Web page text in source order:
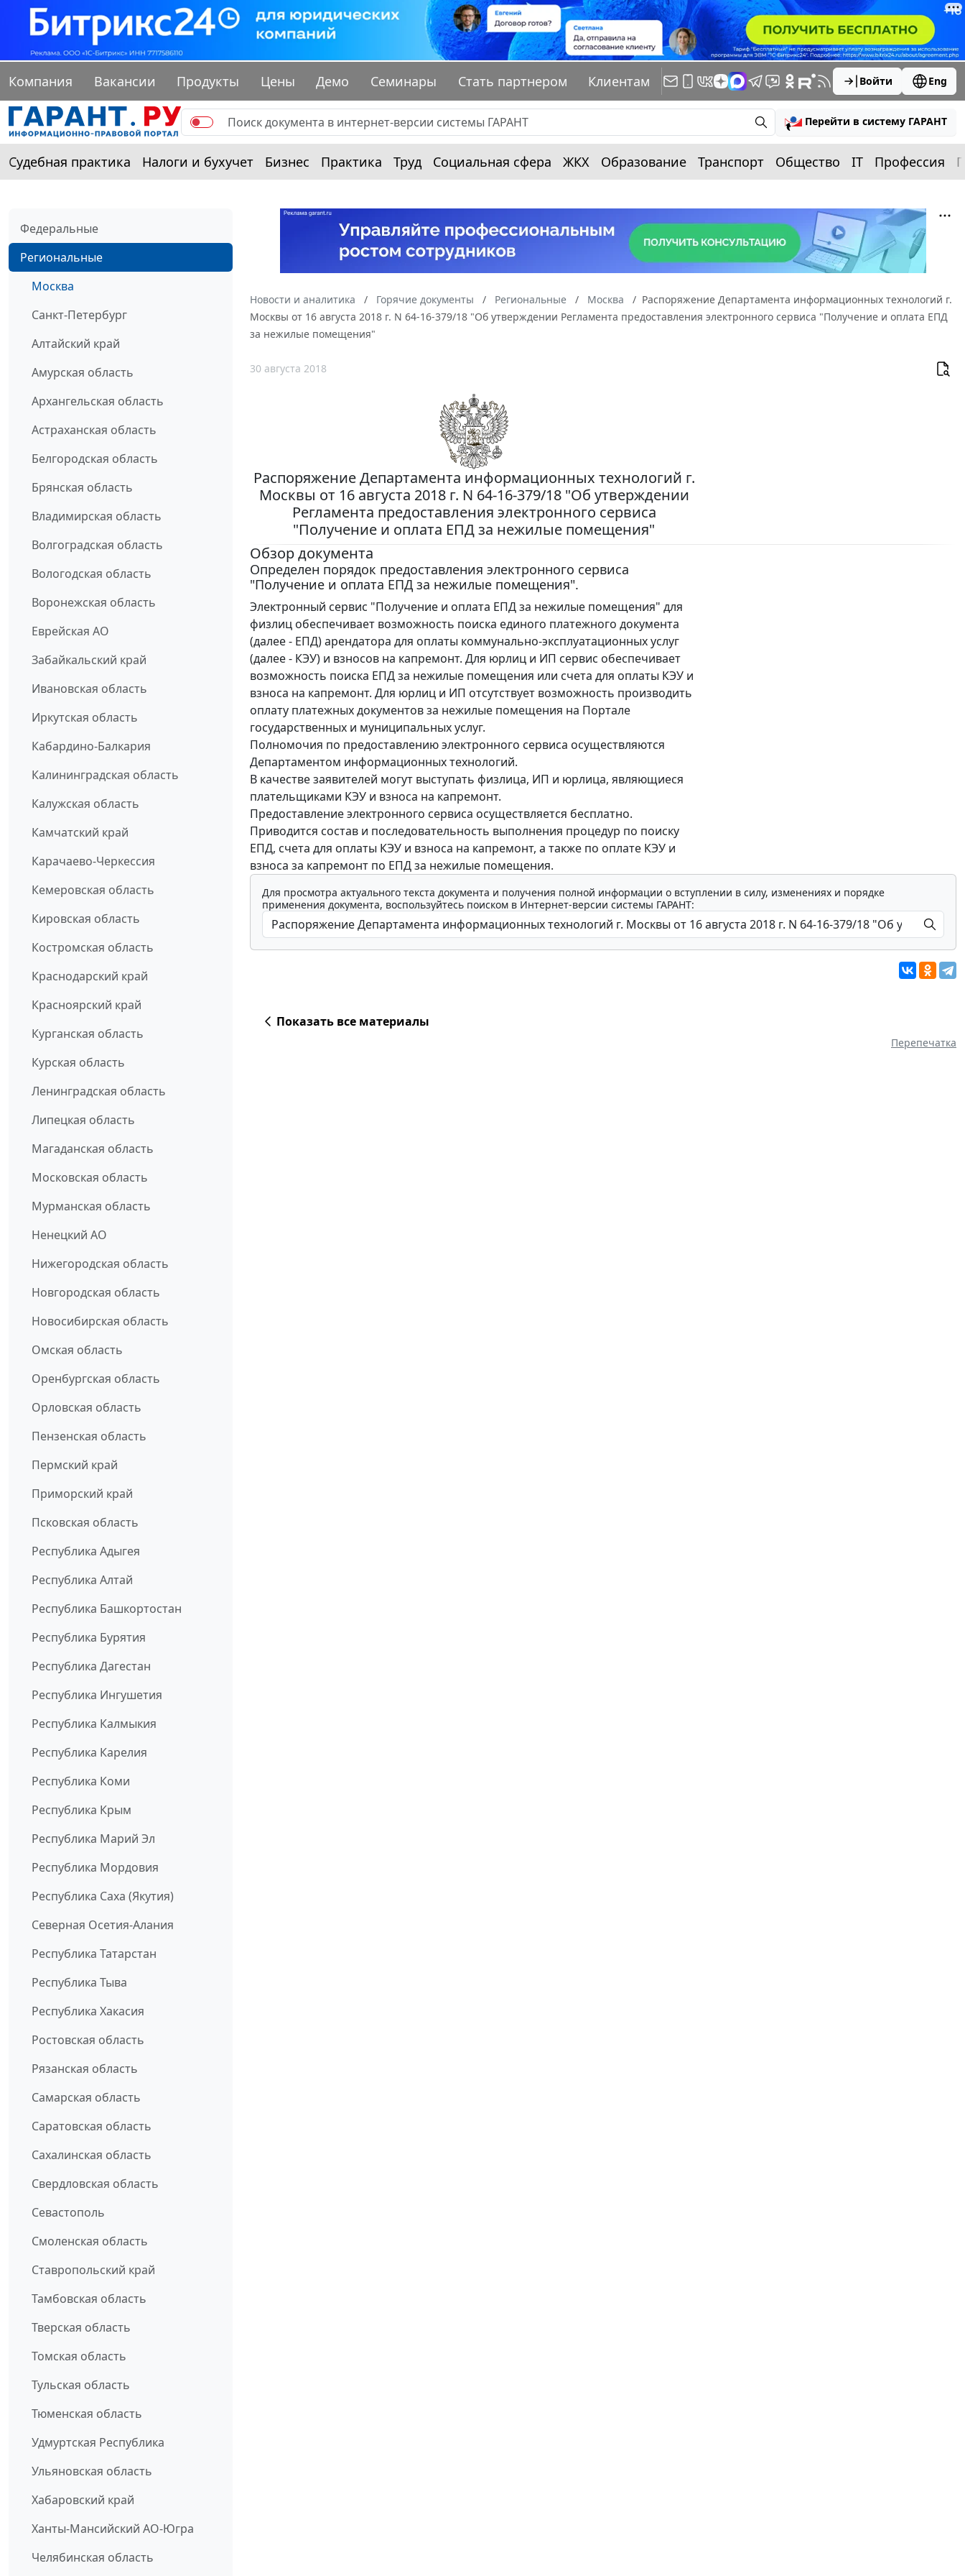
Компания Вакансии Продукты Цены Демо Семинары Стать партнером Клиентам Войти Eng
Перейти в систему ГАРАНТ
Судебная практика Налоги и бухучет Бизнес Практика Труд Социальная сфера ЖКХ Образование Транспорт Общество IT Профессия
Федеральные
Региональные
Москва
Санкт-Петербург
Алтайский край
Амурская область
Архангельская область
Астраханская область
Белгородская область
Брянская область
Владимирская область
Волгоградская область
Вологодская область
Воронежская область
Еврейская АО
Забайкальский край
Ивановская область
Иркутская область
Кабардино-Балкария
Калининградская область
Калужская область
Камчатский край
Карачаево-Черкессия
Кемеровская область
Кировская область
Костромская область
Краснодарский край
Красноярский край
Курганская область
Курская область
Ленинградская область
Липецкая область
Магаданская область
Московская область
Мурманская область
Ненецкий АО
Нижегородская область
Новгородская область
Новосибирская область
Омская область
Оренбургская область
Орловская область
Пензенская область
Пермский край
Приморский край
Псковская область
Республика Адыгея
Республика Алтай
Республика Башкортостан
Республика Бурятия
Республика Дагестан
Республика Ингушетия
Республика Калмыкия
Республика Карелия
Республика Коми
Республика Крым
Республика Марий Эл
Республика Мордовия
Республика Саха (Якутия)
Северная Осетия-Алания
Республика Татарстан
Республика Тыва
Республика Хакасия
Ростовская область
Рязанская область
Самарская область
Саратовская область
Сахалинская область
Свердловская область
Севастополь
Смоленская область
Ставропольский край
Тамбовская область
Тверская область
Томская область
Тульская область
Тюменская область
Удмуртская Республика
Ульяновская область
Хабаровский край
Ханты-Мансийский АО-Югра
Челябинская область
Новости и аналитика Горячие документы Региональные Москва
Распоряжение Департамента информационных технологий г.
Москвы от 16 августа 2018 г. N 64-16-379/18 "Об утверждении Регламента предоставления электронного сервиса "Получение и оплата ЕПД
за нежилые помещения"
30 августа 2018
Распоряжение Департамента информационных технологий г.
Москвы от 16 августа 2018 г. N 64-16-379/18 "Об утверждении
Регламента предоставления электронного сервиса
"Получение и оплата ЕПД за нежилые помещения"
Обзор документа
Определен порядок предоставления электронного сервиса
"Получение и оплата ЕПД за нежилые помещения".
Электронный сервис "Получение и оплата ЕПД за нежилые помещения" для
физлиц обеспечивает возможность поиска единого платежного документа
(далее - ЕПД) арендатора для оплаты коммунально-эксплуатационных услуг
(далее - КЭУ) и взносов на капремонт. Для юрлиц и ИП сервис обеспечивает
возможность поиска ЕПД за нежилые помещения или счета для оплаты КЭУ и
взноса на капремонт. Для юрлиц и ИП отсутствует возможность производить
оплату платежных документов за нежилые помещения на Портале
государственных и муниципальных услуг.
Полномочия по предоставлению электронного сервиса осуществляются
Департаментом информационных технологий.
В качестве заявителей могут выступать физлица, ИП и юрлица, являющиеся
плательщиками КЭУ и взноса на капремонт.
Предоставление электронного сервиса осуществляется бесплатно.
Приводится состав и последовательность выполнения процедур по поиску
ЕПД, счета для оплаты КЭУ и взноса на капремонт, а также по оплате КЭУ и
взноса за капремонт по ЕПД за нежилые помещения.
Для просмотра актуального текста документа и получения полной информации о вступлении в силу, изменениях и порядке
применения документа, воспользуйтесь поиском в Интернет-версии системы ГАРАНТ:
Показать все материалы
Перепечатка